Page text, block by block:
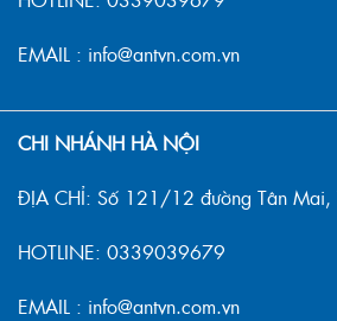
EMAIL : info@antvn.com.vn
CHI NHÁNH HÀ NỘI
ĐỊA CHỈ: Số 121/12 đường Tân Mai,
HOTLINE: 0339039679
EMAIL : info@antvn.com.vn